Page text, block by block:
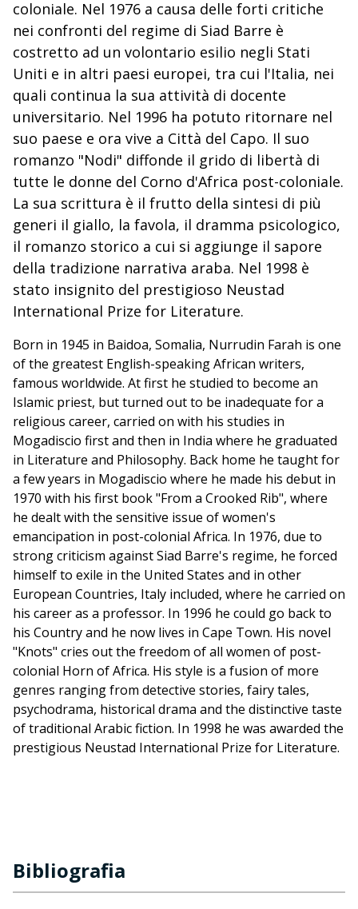
coloniale. Nel 1976 a causa delle forti critiche
nei confronti del regime di Siad Barre è
costretto ad un volontario esilio negli Stati
Uniti e in altri paesi europei, tra cui l'Italia, nei
quali continua la sua attività di docente
universitario. Nel 1996 ha potuto ritornare nel
suo paese e ora vive a Città del Capo. Il suo
romanzo "Nodi" diffonde il grido di libertà di
tutte le donne del Corno d'Africa post-coloniale.
La sua scrittura è il frutto della sintesi di più
generi il giallo, la favola, il dramma psicologico,
il romanzo storico a cui si aggiunge il sapore
della tradizione narrativa araba. Nel 1998 è
stato insignito del prestigioso Neustad
International Prize for Literature.
Born in 1945 in Baidoa, Somalia, Nurrudin Farah is one
of the greatest English-speaking African writers,
famous worldwide. At first he studied to become an
Islamic priest, but turned out to be inadequate for a
religious career, carried on with his studies in
Mogadiscio first and then in India where he graduated
in Literature and Philosophy. Back home he taught for
a few years in Mogadiscio where he made his debut in
1970 with his first book "From a Crooked Rib", where
he dealt with the sensitive issue of women's
emancipation in post-colonial Africa. In 1976, due to
strong criticism against Siad Barre's regime, he forced
himself to exile in the United States and in other
European Countries, Italy included, where he carried on
his career as a professor. In 1996 he could go back to
his Country and he now lives in Cape Town. His novel
"Knots" cries out the freedom of all women of post-
colonial Horn of Africa. His style is a fusion of more
genres ranging from detective stories, fairy tales,
psychodrama, historical drama and the distinctive taste
of traditional Arabic fiction. In 1998 he was awarded the
prestigious Neustad International Prize for Literature.
Bibliografia